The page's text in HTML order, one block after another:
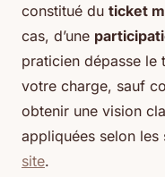
constitué du ticket
cas, d’une
praticien dépasse le
votre charge, sauf
obtenir une vision
appliquées selon
site.